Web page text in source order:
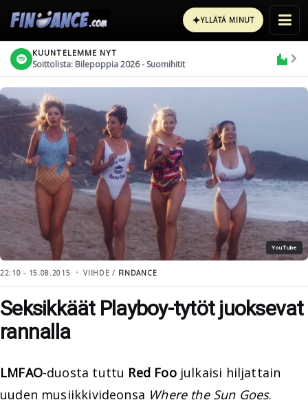
✦YLLÄTÄ MINUT
KUUNTELEMME NYT
Soittolista: Bilepoppia 2026 - Suomihitit
YouTube
22:10 - 15.08.2015 VIIHDE / FINDANCE
Seksikkäät Playboy-tytöt juoksevat
rannalla
LMFAO-duosta tuttu Red Foojulkaisi hiljattain
uuden musiikkivideonsa Where the Sun Goes.